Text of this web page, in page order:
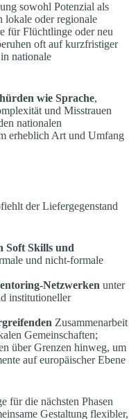
sowohl Potenzial als
lokale oder regionale
für Flüchtlinge oder neu
oft auf kurzfristiger
nationale
wie Sprache,
und Misstrauen
nationalen
erheblich Art und Umfang
der Liefergegenstand
Soft Skills und
und nicht-formale
Netzwerken unter
institutioneller
Zusammenarbeit
Gemeinschaften;
über Grenzen hinweg, um
auf europäischer Ebene
für die nächsten Phasen
Gestaltung flexibler,